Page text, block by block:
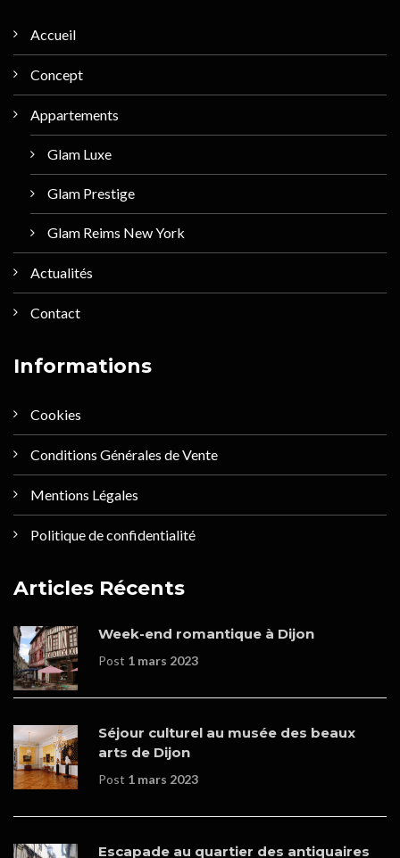
Accueil
Concept
Appartements
Glam Luxe
Glam Prestige
Glam Reims New York
Actualités
Contact
Informations
Cookies
Conditions Générales de Vente
Mentions Légales
Politique de confidentialité
Articles Récents
Week-end romantique à Dijon
Post 1 mars 2023
Séjour culturel au musée des beaux
arts de Dijon
Post 1 mars 2023
Escapade au quartier des antiquaires